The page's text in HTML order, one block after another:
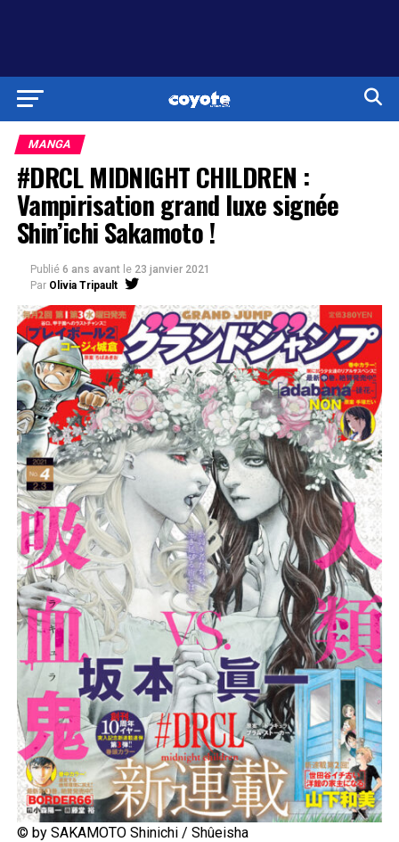
MANGA
#DRCL MIDNIGHT CHILDREN :
Vampirisation grand luxe signée
Shin’ichi Sakamoto !
Publié 6 ans avant le 23 janvier 2021
Par Olivia Tripault
© by SAKAMOTO Shinichi / Shûeisha